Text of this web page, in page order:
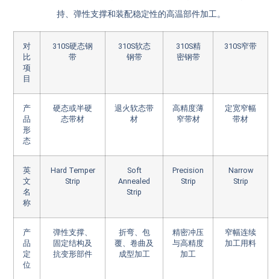
持、弹性支撑和装配稳定性的高温部件加工。
对
比
项
目
310S硬态钢
带
310S软态
钢带
310S精
密钢带
310S窄带
产
品
形
态
硬态或半硬
态带材
退火软态带
材
高精度薄
窄带材
定宽窄幅
带材
英
文
名
称
Hard Temper
Strip
Soft
Annealed
Strip
Precision
Strip
Narrow
Strip
产
品
定
位
弹性支撑、
固定结构及
抗变形部件
折弯、包
覆、卷曲及
成型加工
精密冲压
与高精度
加工
窄幅连续
加工用料